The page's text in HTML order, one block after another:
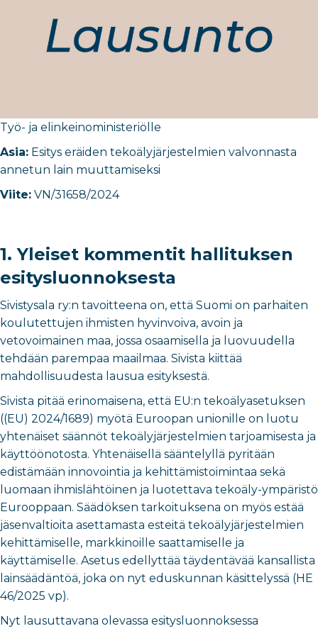
Työ- ja elinkeinoministeriö ​lle
Asia: Esitys eräiden tekoälyjärjestelmien valvonnasta
annetun lain muuttamiseksi
Viite: VN/31658/2024
1. Yleiset kommentit hallituksen
esitysluonnoksesta
Sivistysala ry:n tavoitteena on, että Suomi on parhaiten
koulutettujen ihmisten hyvinvoiva, avoin ja
vetovoimainen maa, jossa osaamisella ja luovuudella
tehdään parempaa maailmaa. Sivista kiittää
mahdollisuudesta lausua esityksestä.
Sivista pitää erinomaisena, että EU:n tekoälyasetuksen
((EU) 2024/1689) myötä Euroopan unionille on luotu
yhtenäiset säännöt tekoälyjärjestelmien tarjoamisesta ja
käyttöönotosta. Yhtenäisellä sääntelyllä pyritään
edistämään innovointia ja kehittämistoimintaa sekä
luomaan ihmislähtöinen ja luotettava tekoäly-ympäristö
Eurooppaan. Säädöksen tarkoituksena on myös estää
jäsenvaltioita asettamasta esteitä tekoälyjärjestelmien
kehittämiselle, markkinoille saattamiselle ja
käyttämiselle. Asetus edellyttää täydentävää kansallista
lainsäädäntöä, joka on nyt eduskunnan käsittelyssä (HE
46/2025 vp).
Nyt lausuttavana olevassa esitysluonnoksessa